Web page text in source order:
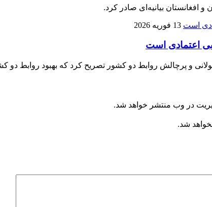
افغانستان بیانیه‌ای صادر کرد.
13 فوریه 2026
بی‌ اعتمادی است
و پرچالش روابط دو کشور تصریح کرد که بهبود روابط دو
در وب منتشر خواهد شد.
شد.